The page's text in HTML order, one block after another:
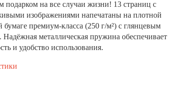
подарком на все случаи жизни! 13 страниц с
изображениями напечатаны на плотной
бумаге премиум-класса (250 г/м²) с глянцевым
металлическая пружина обеспечивает
и удобство использования.